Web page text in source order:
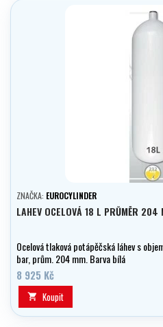
ZNAČKA: EUROCYLINDER
LAHEV OCELOVÁ 18 L PRŮMĚR
Ocelová tlaková potápěčská láhev s
bar, prům. 204 mm. Barva bílá
8 925 Kč
 Koupit